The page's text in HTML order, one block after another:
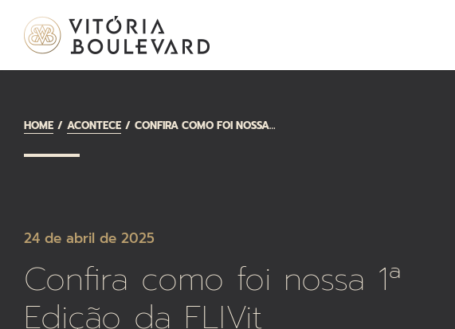
HOME ACONTECE CONFIRA COMO FOI NOSSA 1ª EDIÇÃO DA FLIVIT
24 de abril de 2025
Confira como foi nossa 1ª
Edição da FLIVit